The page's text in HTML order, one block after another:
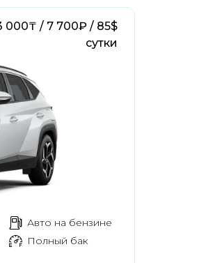
000₸ / 7 700₽ / 85$
сутки
Авто на бензине
Полный бак